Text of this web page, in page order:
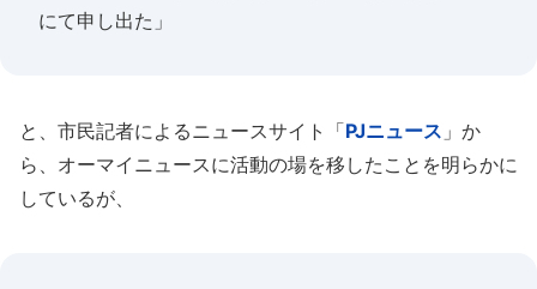
にて申し出た」
と、市民記者によるニュースサイト「PJニュース 」か
ら、オーマイニュースに活動の場を移したことを明らかに
しているが、